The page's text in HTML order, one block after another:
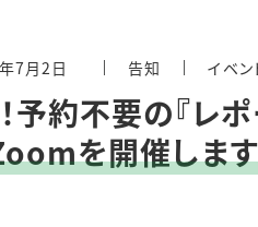
7月2日 告知 イベン
約不要の『レポ
を開催します